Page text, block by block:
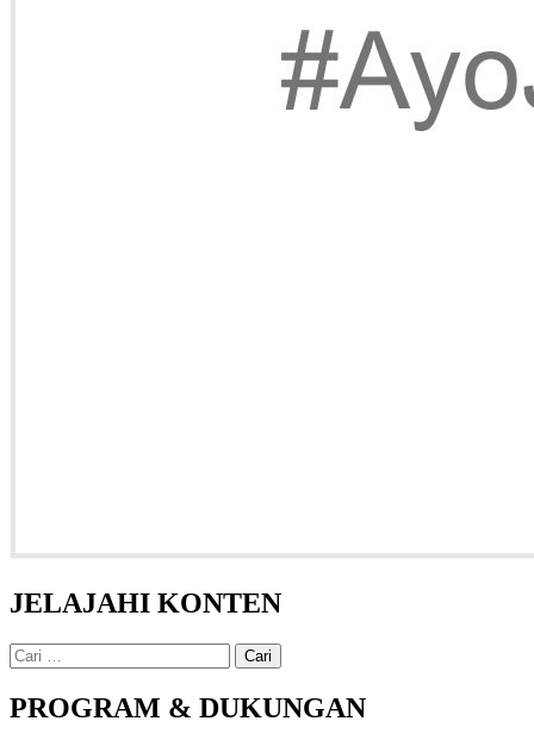
JELAJAHI KONTEN
Cari
untuk:
PROGRAM & DUKUNGAN